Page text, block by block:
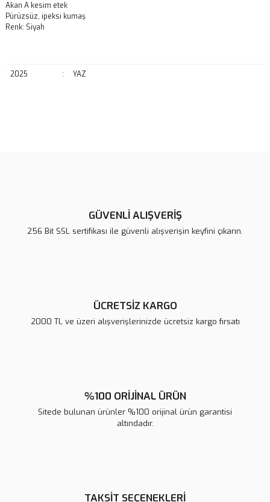
Akan A kesim etek
Pürüzsüz, ipeksi kumaş
Renk: Siyah
2025 : YAZ
Ürün açıklamasında eksik bilgiler bulunuyor.
GÜVENLİ ALIŞVERİŞ
256 Bit SSL sertifikası ile güvenli alışverişin keyfini çıkarın.
ÜCRETSİZ KARGO
2000 TL ve üzeri alışverişlerinizde ücretsiz kargo fırsatı
%100 ORİJİNAL ÜRÜN
Sitede bulunan ürünler %100 orijinal ürün garantisi
altındadır.
TAKSİT SEÇENEKLERİ